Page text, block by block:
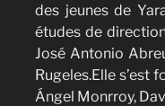
des jeunes de
études de
José Antonio
Rugeles.Elle s’est
Ángel Monrroy,